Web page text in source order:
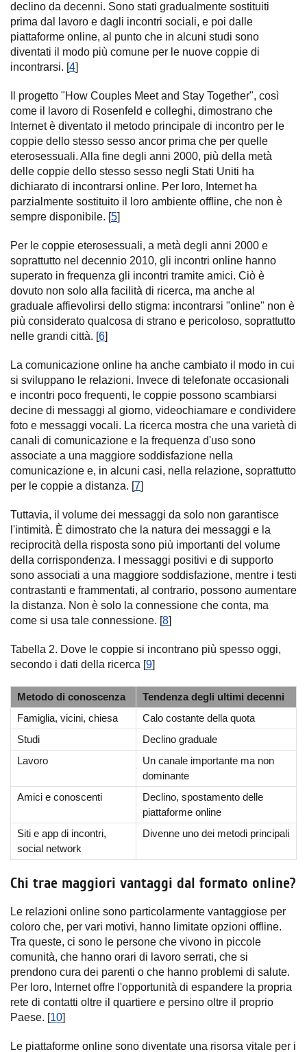
declino da decenni. Sono stati gradualmente sostituiti
prima dal lavoro e dagli incontri sociali, e poi dalle
piattaforme online, al punto che in alcuni studi sono
diventati il modo più comune per le nuove coppie di
incontrarsi. [4]
Il progetto "How Couples Meet and Stay Together", così
come il lavoro di Rosenfeld e colleghi, dimostrano che
Internet è diventato il metodo principale di incontro per le
coppie dello stesso sesso ancor prima che per quelle
eterosessuali. Alla fine degli anni 2000, più della metà
delle coppie dello stesso sesso negli Stati Uniti ha
dichiarato di incontrarsi online. Per loro, Internet ha
parzialmente sostituito il loro ambiente offline, che non è
sempre disponibile. [5]
Per le coppie eterosessuali, a metà degli anni 2000 e
soprattutto nel decennio 2010, gli incontri online hanno
superato in frequenza gli incontri tramite amici. Ciò è
dovuto non solo alla facilità di ricerca, ma anche al
graduale affievolirsi dello stigma: incontrarsi "online" non è
più considerato qualcosa di strano e pericoloso, soprattutto
nelle grandi città. [6]
La comunicazione online ha anche cambiato il modo in cui
si sviluppano le relazioni. Invece di telefonate occasionali
e incontri poco frequenti, le coppie possono scambiarsi
decine di messaggi al giorno, videochiamare e condividere
foto e messaggi vocali. La ricerca mostra che una varietà di
canali di comunicazione e la frequenza d'uso sono
associate a una maggiore soddisfazione nella
comunicazione e, in alcuni casi, nella relazione, soprattutto
per le coppie a distanza. [7]
Tuttavia, il volume dei messaggi da solo non garantisce
l'intimità. È dimostrato che la natura dei messaggi e la
reciprocità della risposta sono più importanti del volume
della corrispondenza. I messaggi positivi e di supporto
sono associati a una maggiore soddisfazione, mentre i testi
contrastanti e frammentati, al contrario, possono aumentare
la distanza. Non è solo la connessione che conta, ma
come si usa tale connessione. [8]
Tabella 2. Dove le coppie si incontrano più spesso oggi,
secondo i dati della ricerca [9]
Metodo di conoscenza
Tendenza degli ultimi decenni
Famiglia, vicini, chiesa
Calo costante della quota
Studi
Declino graduale
Lavoro
Un canale importante ma non
dominante
Amici e conoscenti
Declino, spostamento delle
piattaforme online
Siti e app di incontri,
social network
Divenne uno dei metodi principali
Chi trae maggiori vantaggi dal formato online?
Le relazioni online sono particolarmente vantaggiose per
coloro che, per vari motivi, hanno limitate opzioni offline.
Tra queste, ci sono le persone che vivono in piccole
comunità, che hanno orari di lavoro serrati, che si
prendono cura dei parenti o che hanno problemi di salute.
Per loro, Internet offre l'opportunità di espandere la propria
rete di contatti oltre il quartiere e persino oltre il proprio
Paese. [10]
Le piattaforme online sono diventate una risorsa vitale per i